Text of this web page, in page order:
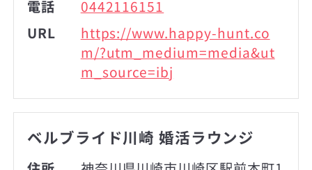
電話
0442116151
URL
https://www.happy-hunt.co
m/?utm_medium=media&ut
m_source=ibj
ベルブライド川崎 婚活ラウンジ